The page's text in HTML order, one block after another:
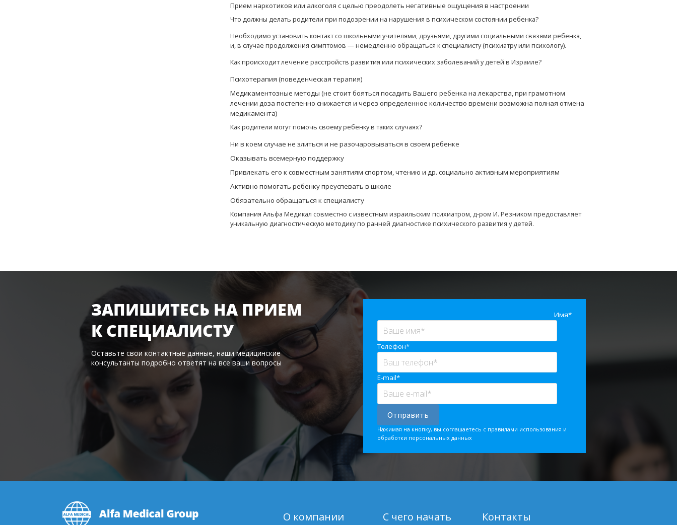
Прием наркотиков или алкоголя с целью преодолеть негативные ощущения в настроении
Что должны делать родители при подозрении на нарушения в психическом состоянии ребенка?
Необходимо установить контакт со школьными учителями, друзьями, другими социальными связями ребенка,
и, в случае продолжения симптомов — немедленно обращаться к специалисту (психиатру или психологу).
Как происходит лечение расстройств развития или психических заболеваний у детей в Израиле?
Психотерапия (поведенческая терапия)
Медикаментозные методы (не стоит бояться посадить Вашего ребенка на лекарства, при грамотном
лечении доза постепенно снижается и через определенное количество времени возможна полная отмена
медикамента)
Как родители могут помочь своему ребенку в таких случаях?
Ни в коем случае не злиться и не разочаровываться в своем ребенке
Оказывать всемерную поддержку
Привлекать его к совместным занятиям спортом, чтению и др. социально активным мероприятиям
Активно помогать ребенку преуспевать в школе
Обязательно обращаться к специалисту
Компания Альфа Медикал совместно с известным израильским психиатром, д-ром И. Резником предоставляет
уникальную диагностическую методику по ранней диагностике психического развития у детей.
ЗАПИШИТЕСЬ НА ПРИЕМ
КСПЕЦИАЛИСТУ
Оставьте свои контактные данные, наши медицинские
консультанты подробно ответят на все ваши вопросы
Имя*
Телефон*
E-mail*
Нажимая на кнопку, вы соглашаетесь с правилами использования и
обработки персональных данных
О компании С чего начать Контакты